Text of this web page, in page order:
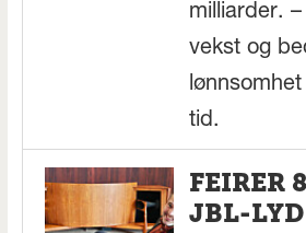
milliarder.
vekst og
tid.
FEIRER
JBL-LYD